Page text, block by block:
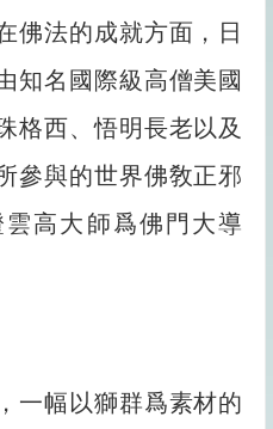
佛法的成就方面，日
知名國際級高僧美國
格西、悟明長老以及
參與的世界佛敎正邪
高大師爲佛門大導
一幅以獅群爲素材的